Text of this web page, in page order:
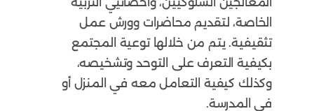
الخاصة، لتقديم محاضرات وورش عمل
تثقيفية. يتم من خلالها توعية المجتمع
بكيفية التعرف على التوحد وتشخيصه،
وكذلك كيفية التعامل معه في المنزل أو
في المدرسة.